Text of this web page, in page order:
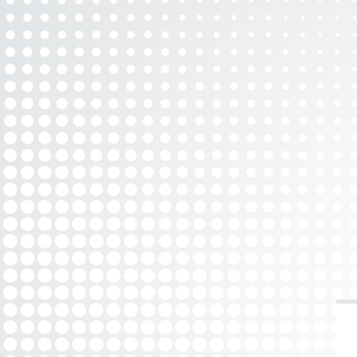
Joan eduki nagusira zuzenean